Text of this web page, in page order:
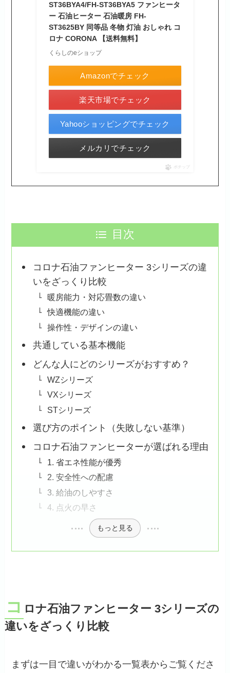
ST36BYA4/FH-ST36BYA5 ファンヒータ
ー 石油ヒーター 石油暖房 FH-
ST3625BY 同等品 冬物 灯油 おしゃれ コ
ロナ CORONA 【送料無料】
くらしのeショップ
Amazonでチェック
楽天市場でチェック
Yahooショッピングでチェック
メルカリでチェック
ポチップ
目次
コロナ石油ファンヒーター 3シリーズの違
いをざっくり比較
暖房能力・対応畳数の違い
快適機能の違い
操作性・デザインの違い
共通している基本機能
どんな人にどのシリーズがおすすめ？
WZシリーズ
VXシリーズ
STシリーズ
選び方のポイント（失敗しない基準）
コロナ石油ファンヒーターが選ばれる理由
1. 省エネ性能が優秀
2. 安全性への配慮
3. 給油のしやすさ
4. 点火の早さ
もっと見る
コ ロナ石油ファンヒーター 3シリーズの
違いをざっくり比較
まずは一目で違いがわかる一覧表からご覧くださ